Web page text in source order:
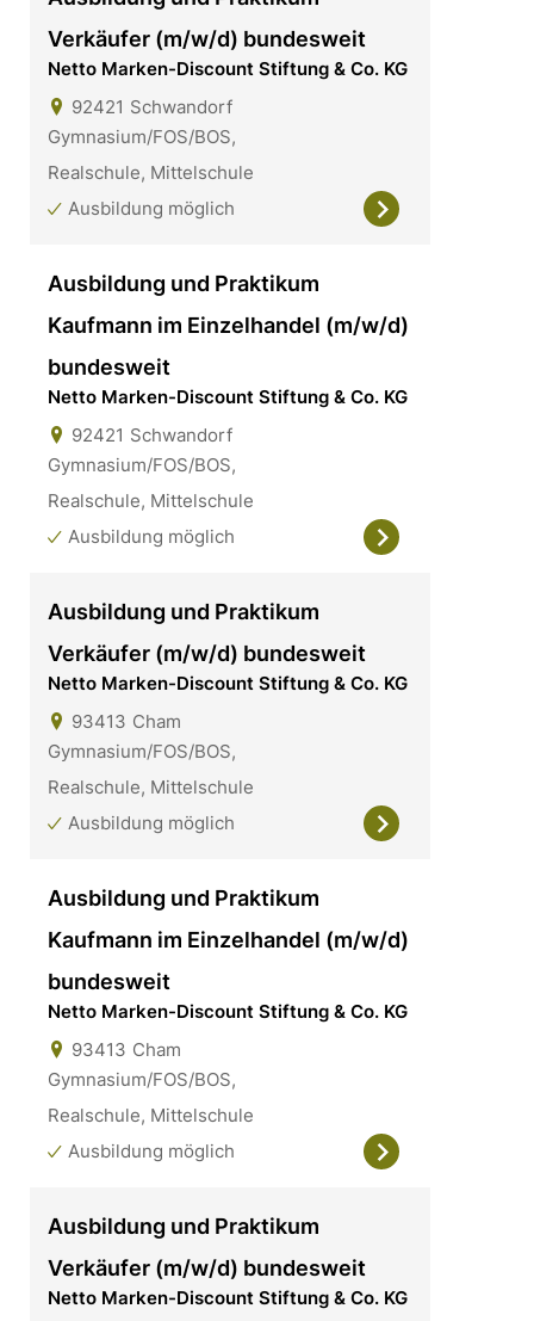
Verkäufer (m/w/d) bundesweit
Netto Marken-Discount Stiftung & Co. KG
92421 Schwandorf
Gymnasium/FOS/BOS,
Realschule, Mittelschule
Ausbildung möglich
Ausbildung und Praktikum
Kaufmann im Einzelhandel (m/w/d)
bundesweit
Netto Marken-Discount Stiftung & Co. KG
92421 Schwandorf
Gymnasium/FOS/BOS,
Realschule, Mittelschule
Ausbildung möglich
Ausbildung und Praktikum
Verkäufer (m/w/d) bundesweit
Netto Marken-Discount Stiftung & Co. KG
93413 Cham
Gymnasium/FOS/BOS,
Realschule, Mittelschule
Ausbildung möglich
Ausbildung und Praktikum
Kaufmann im Einzelhandel (m/w/d)
bundesweit
Netto Marken-Discount Stiftung & Co. KG
93413 Cham
Gymnasium/FOS/BOS,
Realschule, Mittelschule
Ausbildung möglich
Ausbildung und Praktikum
Verkäufer (m/w/d) bundesweit
Netto Marken-Discount Stiftung & Co. KG